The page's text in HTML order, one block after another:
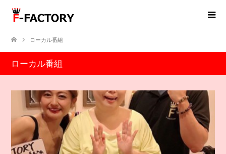
ローカル番組
ローカル番組